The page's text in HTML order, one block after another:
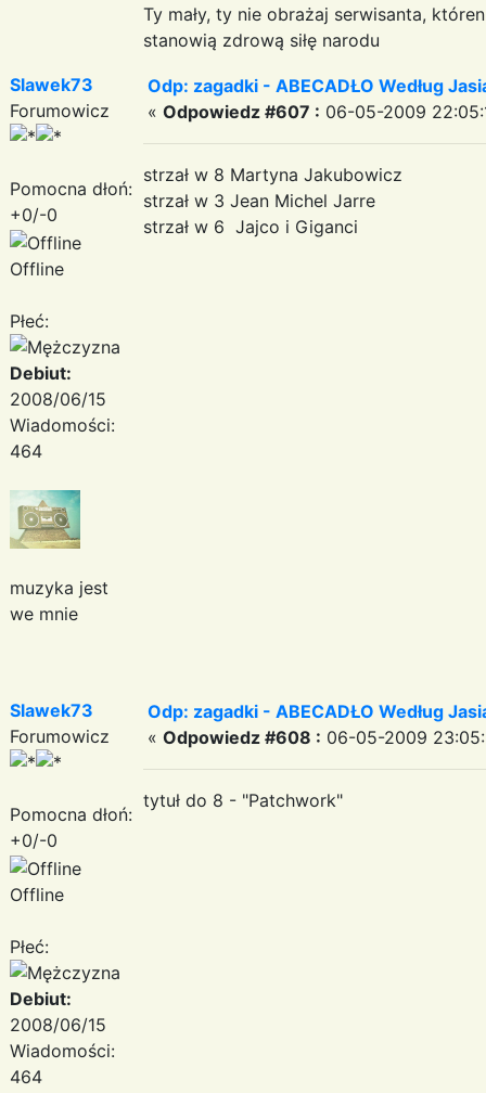
Ty mały, ty nie obrażaj serwisanta,
stanowią zdrową siłę narodu
Slawek73
Forumowicz
Pomocna dłoń:
+0/-0
Offline
Płeć:
Debiut:
2008/06/15
Wiadomości:
464
muzyka jest
we mnie
Odp: zagadki - ABECADŁO Według
« Odpowiedz #607 : 06-05-2009
strzał w 8 Martyna Jakubowicz
strzał w 3 Jean Michel Jarre
strzał w 6 Jajco i Giganci
Slawek73
Forumowicz
Pomocna dłoń:
+0/-0
Offline
Płeć:
Debiut:
2008/06/15
Wiadomości:
464
Odp: zagadki - ABECADŁO Według
« Odpowiedz #608 : 06-05-2009
tytuł do 8 - "Patchwork"